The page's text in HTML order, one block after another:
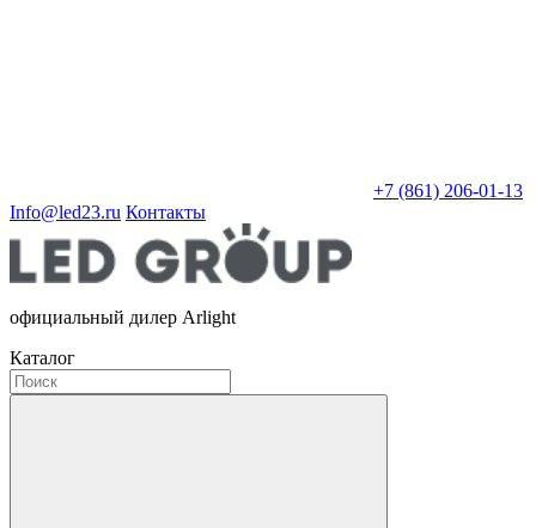
+7 (861) 206-01-13
Info@led23.ru Контакты
официальный дилер Arlight
Каталог